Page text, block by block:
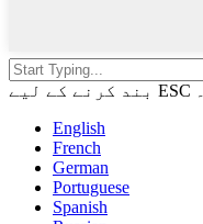
English
French
German
Portuguese
Spanish